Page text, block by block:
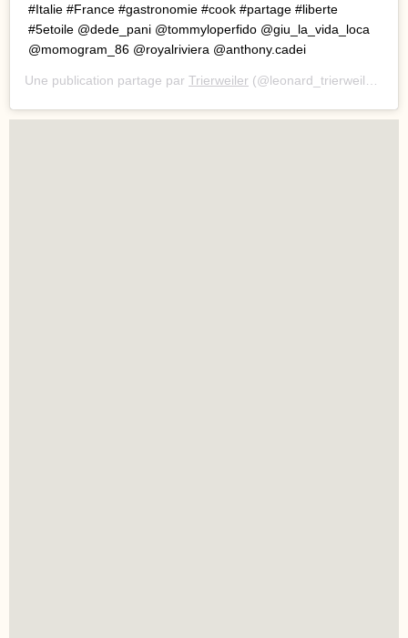
#Italie #France #gastronomie #cook #partage #liberte
#5etoile @dede_pani @tommyloperfido @giu_la_vida_loca
@momogram_86 @royalriviera @anthony.cadei
Une publication partage par Trierweiler (@leonard_trierweiler) le